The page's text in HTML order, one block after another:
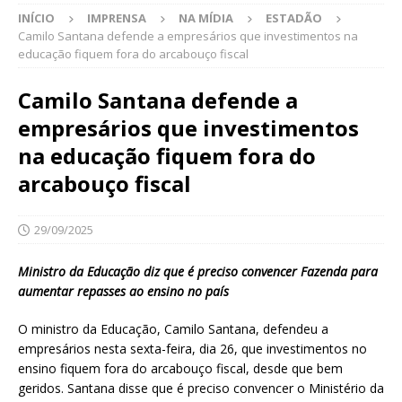
INÍCIO IMPRENSA NA MÍDIA
ESTADÃO
Camilo Santana defende a empresários que investimentos na
educação fiquem fora do arcabouço fiscal
Camilo Santana defende a
empresários que investimentos
na educação fiquem fora do
arcabouço fiscal
29/09/2025
Ministro da Educação diz que é preciso convencer Fazenda para
aumentar repasses ao ensino no país
O ministro da Educação, Camilo Santana, defendeu a
empresários nesta sexta-feira, dia 26, que investimentos no
ensino fiquem fora do arcabouço fiscal, desde que bem
geridos. Santana disse que é preciso convencer o Ministério da